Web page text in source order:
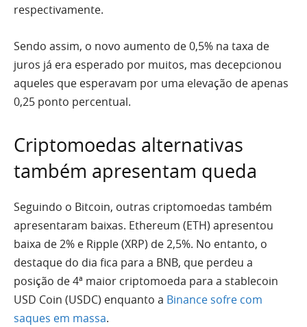
respectivamente.
Sendo assim, o novo aumento de 0,5% na taxa de
juros já era esperado por muitos, mas decepcionou
aqueles que esperavam por uma elevação de apenas
0,25 ponto percentual.
Criptomoedas alternativas
também apresentam queda
Seguindo o Bitcoin, outras criptomoedas também
apresentaram baixas. Ethereum (ETH) apresentou
baixa de 2% e Ripple (XRP) de 2,5%. No entanto, o
destaque do dia fica para a BNB, que perdeu a
posição de 4ª maior criptomoeda para a stablecoin
USD Coin (USDC) enquanto a Binance sofre com
saques em massa.